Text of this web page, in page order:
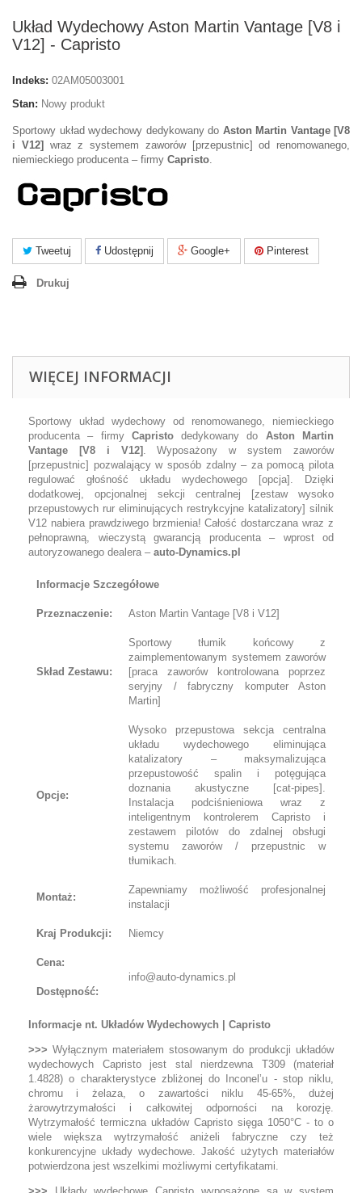
Układ Wydechowy Aston Martin Vantage [V8 i
V12] - Capristo
Indeks: 02AM05003001
Stan: Nowy produkt
Sportowy układ wydechowy dedykowany do Aston Martin Vantage [V8
i V12]
wraz z systemem zaworów [przepustnic] od renomowanego,
niemieckiego producenta – firmy Capristo.
Tweetuj Udostępnij Google+ Pinterest
Drukuj
WIĘCEJ INFORMACJI
Sportowy układ wydechowy od renomowanego, niemieckiego
producenta – firmy Capristodedykowany do Aston Martin
Vantage
[V8 i V12] . Wyposażony w system zaworów
[przepustnic] pozwalający w sposób zdalny – za pomocą pilota
regulować głośność układu wydechowego [opcja]. Dzięki
dodatkowej, opcjonalnej sekcji centralnej [zestaw wysoko
przepustowych rur eliminujących restrykcyjne katalizatory] silnik
V12 nabiera prawdziwego brzmienia! Całość dostarczana wraz z
pełnoprawną, wieczystą gwarancją producenta – wprost od
autoryzowanego dealera –auto-Dynamics.pl
Informacje Szczegółowe
Przeznaczenie: Aston Martin Vantage [V8 i V12]
Skład Zestawu:
Sportowy tłumik końcowy z
zaimplementowanym systemem zaworów
[praca zaworów kontrolowana poprzez
seryjny / fabryczny komputer Aston
Martin]
Opcje:
Wysoko przepustowa sekcja centralna
układu wydechowego eliminująca
katalizatory – maksymalizująca
przepustowość spalin i potęgująca
doznania akustyczne [cat-pipes].
Instalacja podciśnieniowa wraz z
inteligentnym kontrolerem Capristo i
zestawem pilotów do zdalnej obsługi
systemu zaworów / przepustnic w
tłumikach.
Montaż:
Zapewniamy możliwość profesjonalnej
instalacji
Kraj Produkcji: Niemcy
Cena:
info@auto-dynamics.pl
Dostępność:
Informacje nt. Układów Wydechowych | Capristo
>>> Wyłącznym materiałem stosowanym do produkcji układów
wydechowych Capristo jest stal nierdzewna T309 (materiał
1.4828) o charakterystyce zbliżonej do Inconel’u - stop niklu,
chromu i żelaza, o zawartości niklu 45-65%, dużej
żarowytrzymałości i całkowitej odporności na korozję.
Wytrzymałość termiczna układów Capristo sięga 1050°C - to o
wiele większa wytrzymałość aniżeli fabryczne czy też
konkurencyjne układy wydechowe. Jakość użytych materiałów
potwierdzona jest wszelkimi możliwymi certyfikatami.